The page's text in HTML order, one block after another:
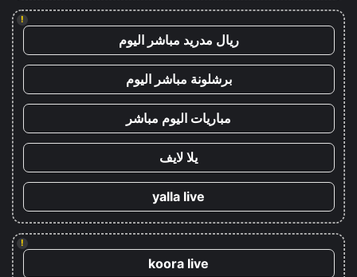
!
ريال مدريد مباشر اليوم
برشلونة مباشر اليوم
مباريات اليوم مباشر
يلا لايف
yalla live
!
koora live